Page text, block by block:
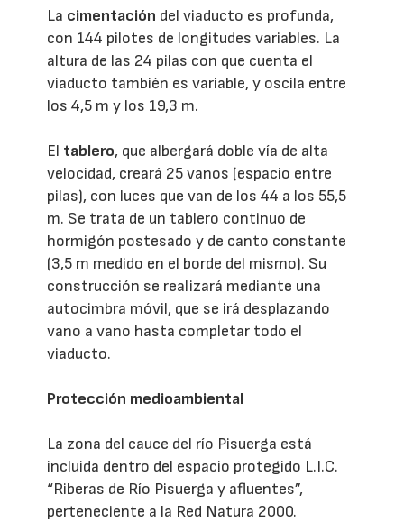
La cimentación del viaducto es profunda,
con 144 pilotes de longitudes variables. La
altura de las 24 pilas con que cuenta el
viaducto también es variable, y oscila entre
los 4,5 m y los 19,3 m.
El tablero, que albergará doble vía de alta
velocidad, creará 25 vanos (espacio entre
pilas), con luces que van de los 44 a los 55,5
m. Se trata de un tablero continuo de
hormigón postesado y de canto constante
(3,5 m medido en el borde del mismo). Su
construcción se realizará mediante una
autocimbra móvil, que se irá desplazando
vano a vano hasta completar todo el
viaducto.
Protección medioambiental
La zona del cauce del río Pisuerga está
incluida dentro del espacio protegido L.I.C.
“Riberas de Río Pisuerga y afluentes”,
perteneciente a la Red Natura 2000.